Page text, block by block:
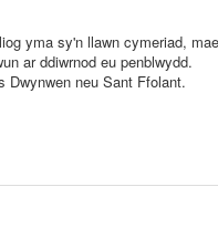
yma sy'n llawn cymeriad,
ar ddiwrnod eu penblwydd.
Dwynwen neu Sant Ffolant.